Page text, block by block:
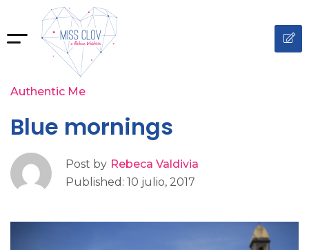
Authentic Me
Blue mornings
Post by Rebeca Valdivia
Published: 10 julio, 2017